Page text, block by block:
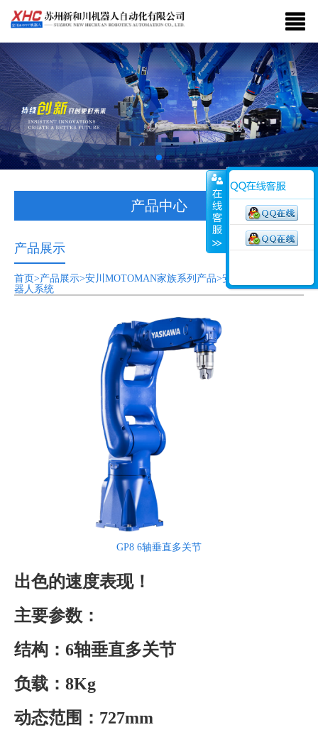
产品中心
产品展示
首页>产品展示>安川MOTOMAN家族系列产品>安川MOTOMAN机
器人系统
GP8 6轴垂直多关节
出色的速度表现！
主要参数：
结构：6轴垂直多关节
负载：8Kg
动态范围：727mm